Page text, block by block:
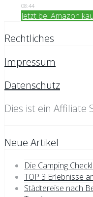
08:44
Jetzt bei Amazon
Rechtliches
Impressum
Datenschutz
Dies ist ein Affiliate
Neue Artikel
Die Camping
TOP 3 Erlebnisse
Städtereise nach